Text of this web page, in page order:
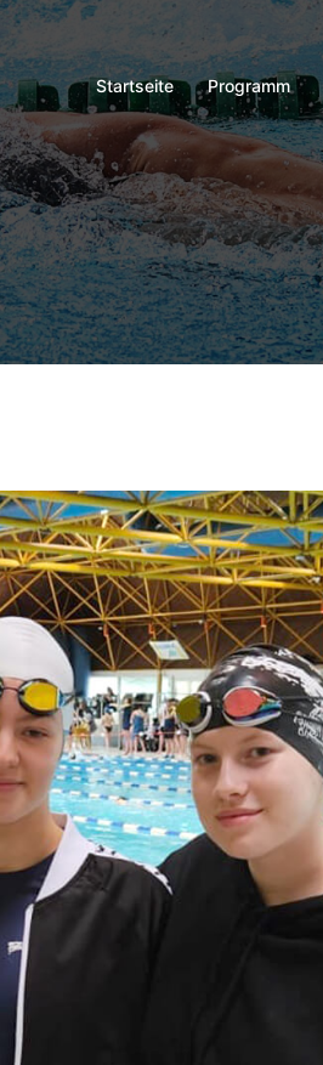
Startseite Programm